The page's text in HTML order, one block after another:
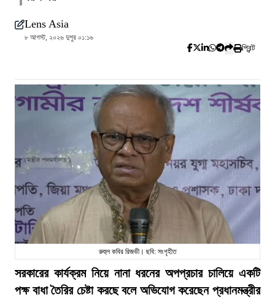
Lens Asia
৮ আগস্ট, ২০২৬ দুপুর ০১:১৬
প্রিন্ট
রুহুল কবির রিজভী। ছবি: সংগৃহীত
সরকারের কার্যক্রম নিয়ে নানা ধরনের অপপ্রচার চালিয়ে একটি
পক্ষ বাধা তৈরির চেষ্টা করছে বলে অভিযোগ করেছেন প্রধানমন্ত্রীর